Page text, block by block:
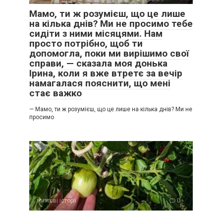
Мамо, ти ж розумієш, що це лише
на кілька днів? Ми не просимо тебе
сидіти з ними місяцями. Нам
просто потрібно, щоб ти
допомогла, поки ми вирішимо свої
справи, — сказала моя донька
Ірина, коли я вже втретє за вечір
намагалася пояснити, що мені
стає важко
— Мамо, ти ж розумієш, що це лише на кілька днів? Ми не
просимо
життєві історії 0